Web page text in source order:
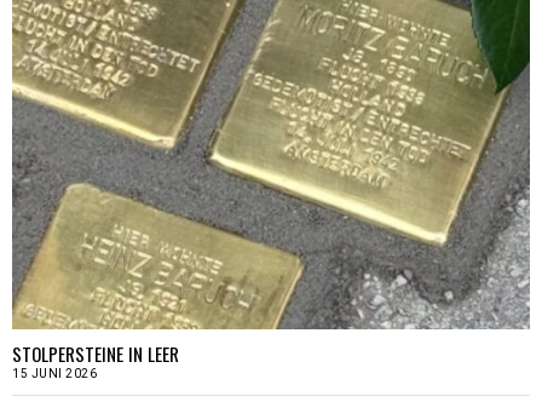
STOLPERSTEINE IN LEER
15 JUNI 2026